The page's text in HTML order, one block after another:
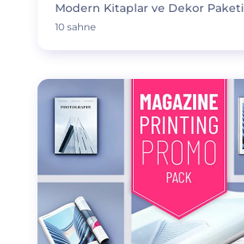
Modern Kitaplar ve Dekor Paketi
10 sahne